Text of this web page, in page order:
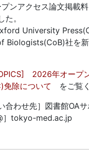
ンアクセス論文掲載
た。
University
Biologists(CoB)社を新
2026年オープ
免除について をご覧
せ先］図書館OA
］tokyo-med.ac.jp